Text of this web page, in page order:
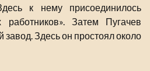
к нему присоединилось
работников». Затем Пугачев
завод. Здесь он простоял около